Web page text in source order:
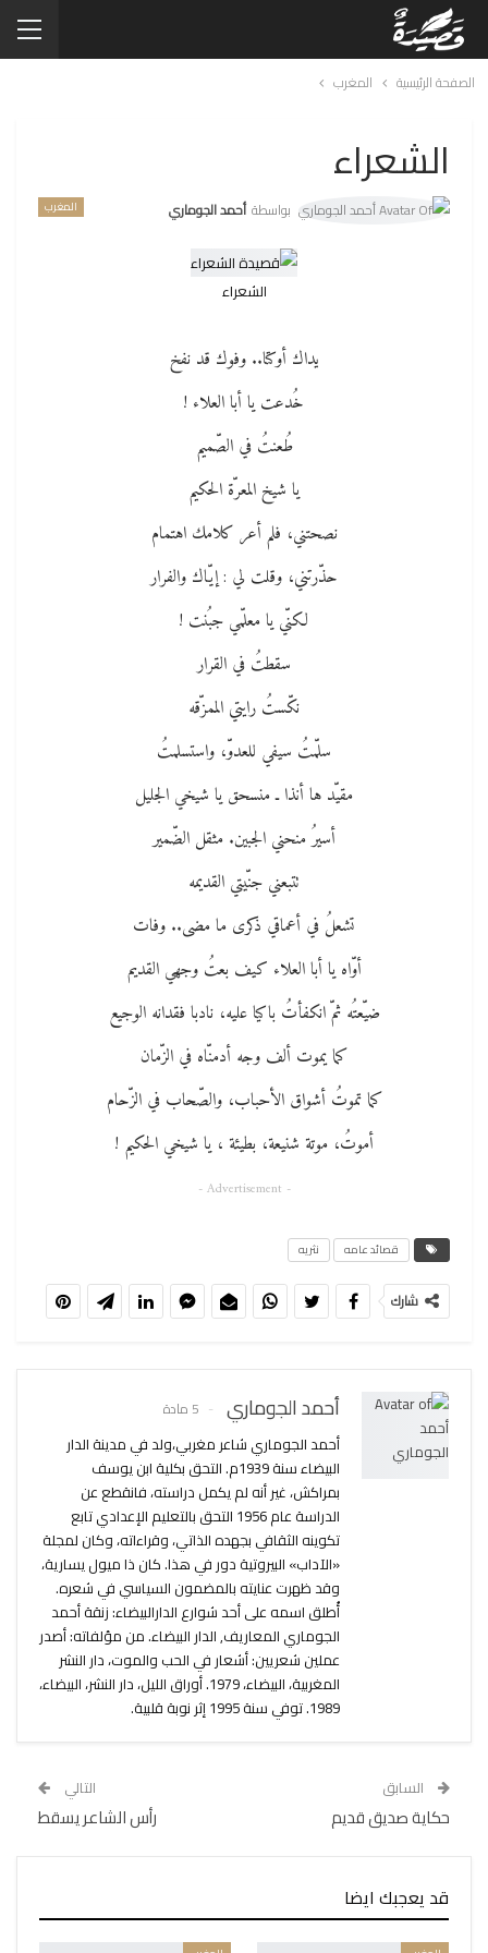
الصفحة الرئيسية المغرب
الشعراء
المغرب بواسطة أحمد الجوماري
الشعراء
يداك أوكتا.. وفوك قد نفخ
خُدعت يا أبا العلاء !
طُعنتُ في الصّميم
يا شيخ المعرّة الحكيم
نصحتني، فلم أعر كلامك اهتمام
حذّرتني، وقلت لي : إيّاك والفرار
لكنّي يا معلّمي جبُنت !
سقطتُ في القرار
نكّستُ رايتي الممزّقه
سلّمتُ سيفي للعدوّ، واستسلمتُ
مقيّد ها أنذا ـ منسحق يا شيخي الجليل
أسيرُ منحني الجبين. مثقل الضّمير
تتبعني جنّيتي القديمه
تشعلُ في أعماقي ذكرى ما مضى.. وفات
أوّاه يا أبا العلاء كيف بعتُ وجهي القديم
ضيّعتُه ثمّ انكفأتُ باكيا عليه، نادبا فقدانه الوجيع
كما يموت ألف وجه أدمنّاه في الزّمان
كما تموتُ أشواق الأحباب، والصّحاب في الزّحام
أموتُ، موتة شنيعة، بطيئة ، يا شيخي الحكيم !
- Advertisement -
قصائد عامه نثريه
شارك
أحمد الجوماري 5 مادة
أحمد الجوماري شاعر مغربي،ولد في مدينة الدار
البيضاء سنة 1939م. التحق بكلية ابن يوسف
بمراكش، غير أنه لم يكمل دراسته، فانقطع عن
الدراسة عام 1956 التحق بالتعليم الإعدادي تابع
تكوينه الثقافي بجهده الذاتي، وقراءاته، وكان لمجلة
«الآداب» البيروتية دور في هذا. كان ذا ميول يسارية،
وقد ظهرت عنايته بالمضمون السياسي في شعره.
أُطلق اسمه على أحد شوارع الدارالبيضاء: زنقة أحمد
الجوماري المعاريف, الدار البيضاء. من مؤلفاته: أصدر
عملين شعريين: أشعار في الحب والموت، دار النشر
المغربية، البيضاء، 1979. أوراق الليل، دار النشر، البيضاء،
1989. توفي سنة 1995 إثر نوبة قلبية.
السابق
حكاية صديق قديم
التالي
رأس الشاعر يسقط
قد يعجبك ايضا